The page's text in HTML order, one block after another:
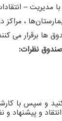
مدیریت –
،
ها برقرار می
نظرات:
کنید و سپس با
و پیشنهاد و